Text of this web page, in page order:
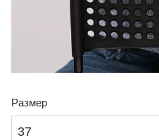
Размер
37